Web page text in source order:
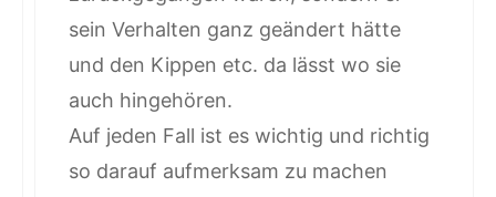
sein Verhalten ganz geändert hätte
und den Kippen etc. da lässt wo sie
auch hingehören.
Auf jeden Fall ist es wichtig und richtig
so darauf aufmerksam zu machen